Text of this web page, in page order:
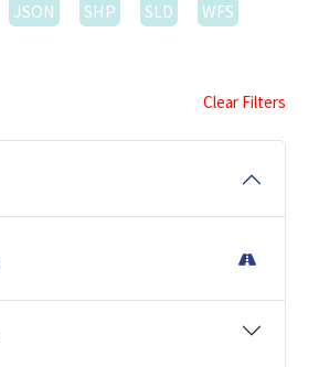
JSON SHP SLD
WFS
Clear Filters